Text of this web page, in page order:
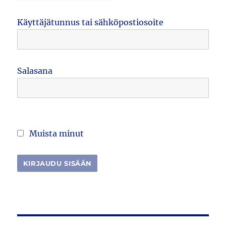
Käyttäjätunnus tai sähköpostiosoite
Salasana
Muista minut